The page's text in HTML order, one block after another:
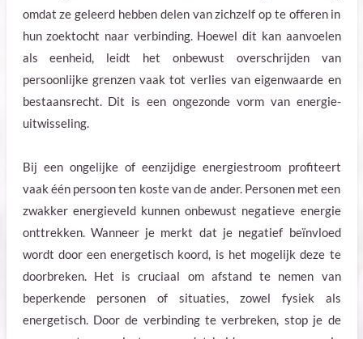
omdat ze geleerd hebben delen van zichzelf op te offeren in
hun zoektocht naar verbinding. Hoewel dit kan aanvoelen
als eenheid, leidt het onbewust overschrijden van
persoonlijke grenzen vaak tot verlies van eigenwaarde en
bestaansrecht. Dit is een ongezonde vorm van energie-
uitwisseling.
Bij een ongelijke of eenzijdige energiestroom profiteert
vaak één persoon ten koste van de ander. Personen met een
zwakker energieveld kunnen onbewust negatieve energie
onttrekken. Wanneer je merkt dat je negatief beïnvloed
wordt door een energetisch koord, is het mogelijk deze te
doorbreken. Het is cruciaal om afstand te nemen van
beperkende personen of situaties, zowel fysiek als
energetisch. Door de verbinding te verbreken, stop je de